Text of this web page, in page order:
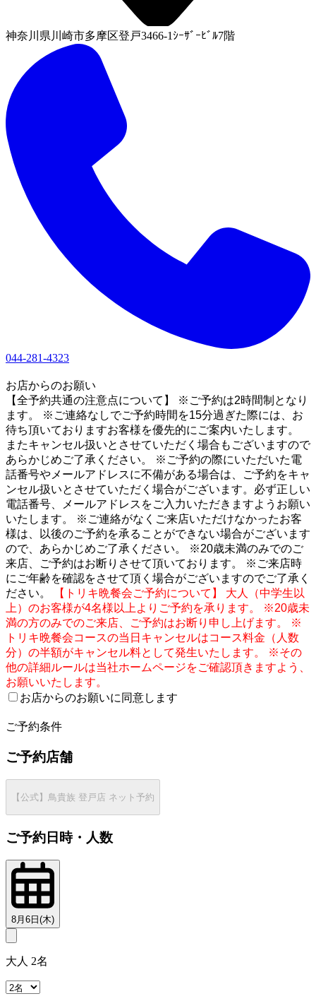
神奈川県川崎市多摩区登戸3466-1ｼｰｻﾞｰﾋﾞﾙ7階
044-281-4323
お店からのお願い
【全予約共通の注意点について】 ※ご予約は2時間制となり
ます。 ※ご連絡なしでご予約時間を15分過ぎた際には、お
待ち頂いておりますお客様を優先的にご案内いたします。
またキャンセル扱いとさせていただく場合もございますので
あらかじめご了承ください。 ※ご予約の際にいただいた電
話番号やメールアドレスに不備がある場合は、ご予約をキャ
ンセル扱いとさせていただく場合がございます。必ず正しい
電話番号、メールアドレスをご入力いただきますようお願い
いたします。 ※ご連絡がなくご来店いただけなかったお客
様は、以後のご予約を承ることができない場合がございます
ので、あらかじめご了承ください。 ※20歳未満のみでのご
来店、ご予約はお断りさせて頂いております。 ※ご来店時
にご年齢を確認をさせて頂く場合がございますのでご了承く
ださい。
【トリキ晩餐会ご予約について】 大人（中学生以
上）のお客様が4名様以上よりご予約を承ります。 ※20歳未
満の方のみでのご来店、ご予約はお断り申し上げます。 ※
トリキ晩餐会コースの当日キャンセルはコース料金（人数
分）の半額がキャンセル料として発生いたします。 ※その
他の詳細ルールは当社ホームページをご確認頂きますよう、
お願いいたします。
お店からのお願いに同意します
ご予約条件
ご予約店舗
【公式】鳥貴族 登戸店 ネット予約
ご予約日時・人数
8月6日(木)
大人 2名